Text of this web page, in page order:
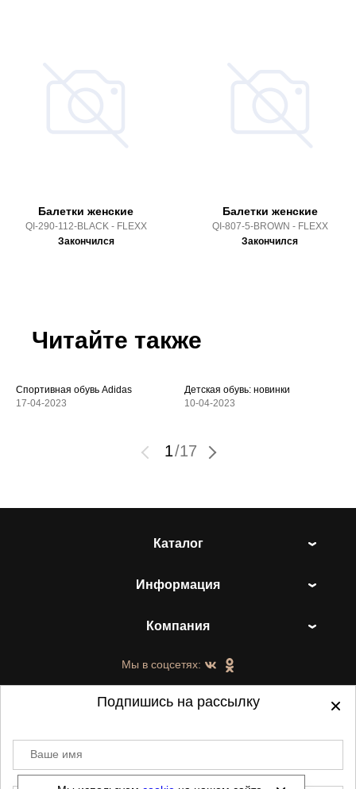
Балетки женские
QI-290-112-BLACK - FLEXX
Закончился
Балетки женские
QI-807-5-BROWN - FLEXX
Закончился
Читайте также
Спортивная обувь Adidas
17-04-2023
Детская обувь: новинки
10-04-2023
1/17
Каталог
Информация
Компания
Мы в соцсетях:
©2021-2026 - ShoesTown.ru - все права
защищены.
Подпишись на рассылку
Ваше имя